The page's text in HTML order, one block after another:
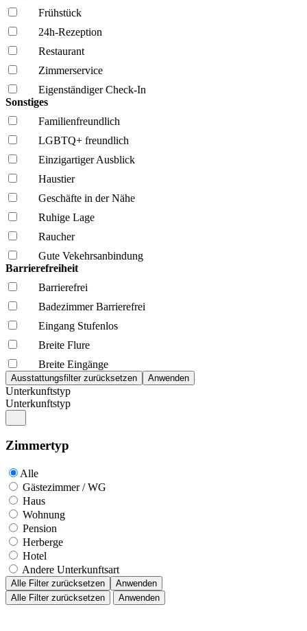
Frühstück
24h-Rezeption
Restaurant
Zimmerservice
Eigenständiger Check-In
Sonstiges
Familien­freundlich
LGBTQ+ freundlich
Einzigartiger Ausblick
Haustier
Geschäfte in der Nähe
Ruhige Lage
Raucher
Gute Vekehrsanbindung
Barrierefreiheit
Barrierefrei
Badezimmer Barrierefrei
Eingang Stufenlos
Breite Flure
Breite Eingänge
Unterkunftstyp
Unterkunftstyp
Zimmertyp
Alle
Gästezimmer / WG
Haus
Wohnung
Pension
Herberge
Hotel
Andere Unterkunftsart
Alle Filter zurücksetzen
Anwenden
Alle Filter zurücksetzen
Anwenden